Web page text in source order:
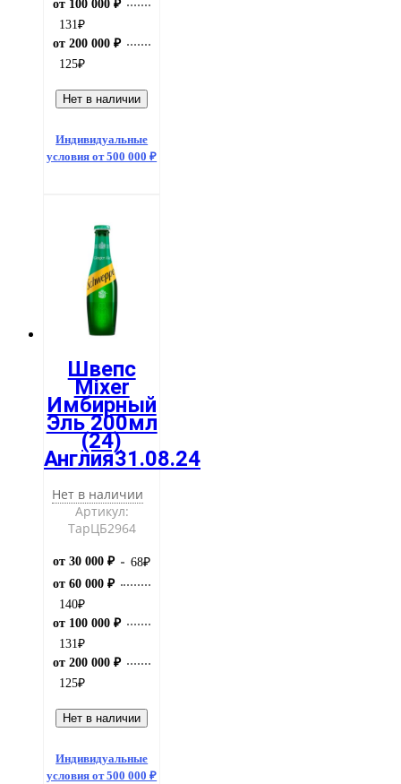
от 100 000 ₽
131₽
от 200 000 ₽
125₽
Нет в наличии
Индивидуальные
условия от 500 000 ₽
Швепс
Mixer
Имбирный
Эль 200мл
(24)
Англия31.08.24
Нет в наличии
Артикул:
ТарЦБ2964
от 30 000 ₽ 68₽
от 60 000 ₽
140₽
от 100 000 ₽
131₽
от 200 000 ₽
125₽
Нет в наличии
Индивидуальные
условия от 500 000 ₽